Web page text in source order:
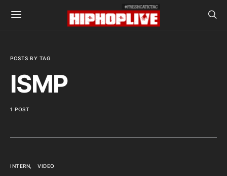
POSTS BY TAG
ISMP
1 POST
INTERN VIDEO